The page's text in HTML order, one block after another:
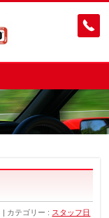
カテゴリー : スタッフ日